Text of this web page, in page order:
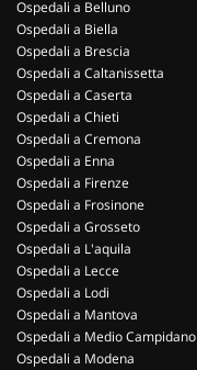
Ospedali a Belluno
Ospedali a Biella
Ospedali a Brescia
Ospedali a Caltanissetta
Ospedali a Caserta
Ospedali a Chieti
Ospedali a Cremona
Ospedali a Enna
Ospedali a Firenze
Ospedali a Frosinone
Ospedali a Grosseto
Ospedali a L'aquila
Ospedali a Lecce
Ospedali a Lodi
Ospedali a Mantova
Ospedali a Medio Campidano
Ospedali a Modena